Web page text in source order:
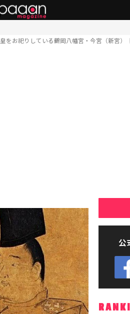
お祀りしている鶴岡八幡宮・今宮（新宮）
公